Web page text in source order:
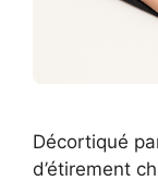
Décortiqué
d’étirement